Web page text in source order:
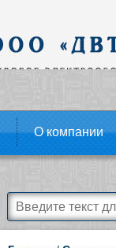
О компании